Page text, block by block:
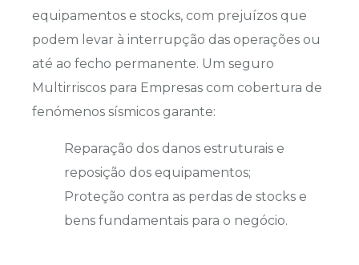
equipamentos e stocks, com prejuízos que
podem levar à interrupção das operações ou
até ao fecho permanente. Um seguro
Multirriscos para Empresas com cobertura de
fenómenos sísmicos garante:
Reparação dos danos estruturais e
reposição dos equipamentos;
Proteção contra as perdas de stocks e
bens fundamentais para o negócio.